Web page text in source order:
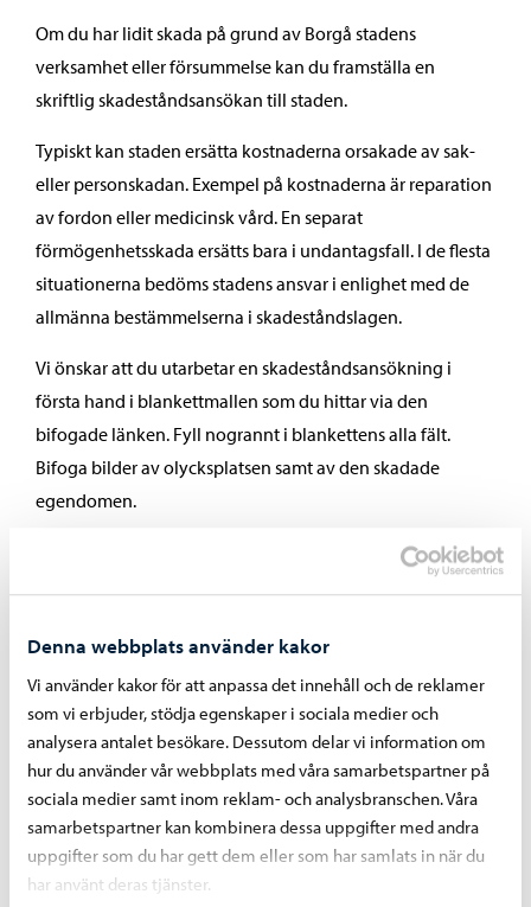
Denna webbplats använder kakor
Vi använder kakor för att anpassa det innehåll och de reklamer
som vi erbjuder, stödja egenskaper i sociala medier och
analysera antalet besökare. Dessutom delar vi information om
hur du använder vår webbplats med våra samarbetspartner på
sociala medier samt inom reklam- och analysbranschen. Våra
samarbetspartner kan kombinera dessa uppgifter med andra
uppgifter som du har gett dem eller som har samlats in när du
har använt deras tjänster.
Om du har lidit skada på grund av Borgå stadens
verksamhet eller försummelse kan du framställa en
skriftlig skadeståndsansökan till staden.
Typiskt kan staden ersätta kostnaderna orsakade av sak-
eller personskadan. Exempel på kostnaderna är reparation
av fordon eller medicinsk vård. En separat
förmögenhetsskada ersätts bara i undantagsfall. I de flesta
situationerna bedöms stadens ansvar i enlighet med de
allmänna bestämmelserna i skadeståndslagen.
Vi önskar att du utarbetar en skadeståndsansökning i
första hand i blankettmallen som du hittar via den
bifogade länken. Fyll nogrannt i blankettens alla fält.
Bifoga bilder av olycksplatsen samt av den skadade
egendomen.
Den skadelidande kan alltid skicka även en skriftlig, fritt
och skadornas art i din ansökan. En fritt formulerad
ansökan kan vara nödvändig om det behövs en mer
detaljerad beskrivning av skadehändelsen. Skicka en fritt
formulerad ansökan per e-post till adressen
kirjaamo@porvoo.fi
eller per post till adressen Borgå stad, registratorskontoret,
PB 23, 06101 Borgå. Du kan också lämna en skriftlig